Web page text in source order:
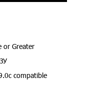
or Greater
compatible